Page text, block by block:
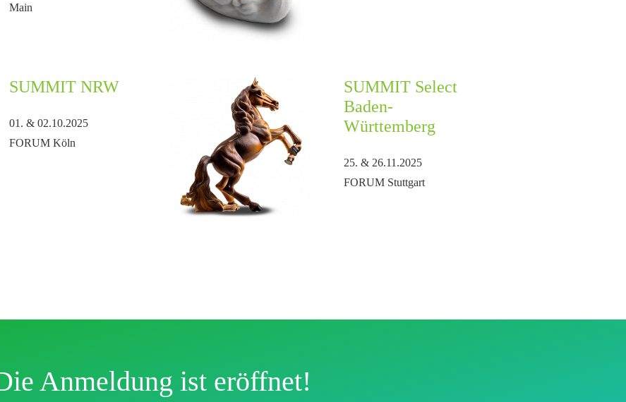
Main
SUMMIT NRW
01. & 02.10.2025
FORUM Köln
SUMMIT Select
Baden-
Württemberg
25. & 26.11.2025
FORUM Stuttgart
Anmeldung ist eröffnet!